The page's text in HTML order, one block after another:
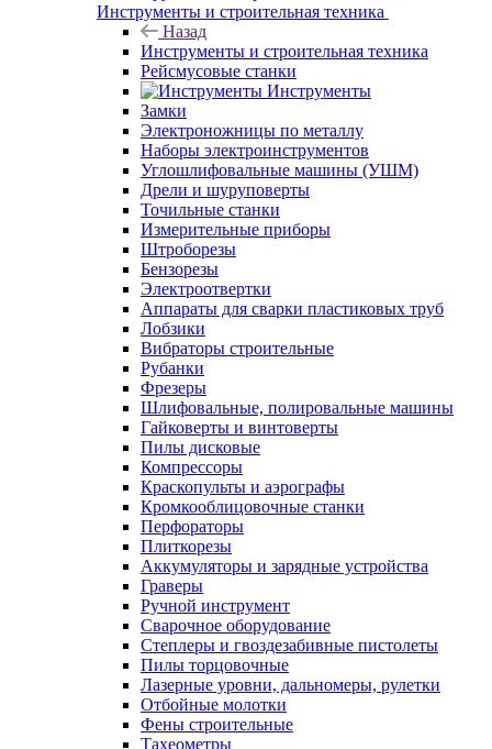
Инструменты и строительная техника
Назад
Инструменты и строительная техника
Рейсмусовые станки
Инструменты
Замки
Электроножницы по металлу
Наборы электроинструментов
Углошлифовальные машины (УШМ)
Дрели и шуруповерты
Точильные станки
Измерительные приборы
Штроборезы
Бензорезы
Электроотвертки
Аппараты для сварки пластиковых труб
Лобзики
Вибраторы строительные
Рубанки
Фрезеры
Шлифовальные, полировальные машины
Гайковерты и винтоверты
Пилы дисковые
Компрессоры
Краскопульты и аэрографы
Кромкооблицовочные станки
Перфораторы
Плиткорезы
Аккумуляторы и зарядные устройства
Граверы
Ручной инструмент
Сварочное оборудование
Степлеры и гвоздезабивные пистолеты
Пилы торцовочные
Лазерные уровни, дальномеры, рулетки
Отбойные молотки
Фены строительные
Тахеометры